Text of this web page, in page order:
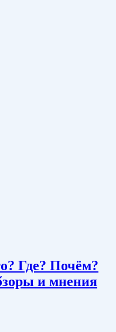
Где? Почём?
и мнения